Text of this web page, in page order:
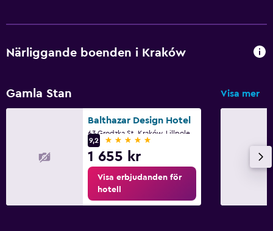
Närliggande boenden i Kraków
Gamla Stan Visa mer
Balthazar Design Hotel
9,2
5 stjärnor
1 655 kr
Visa erbjudanden för
hotell